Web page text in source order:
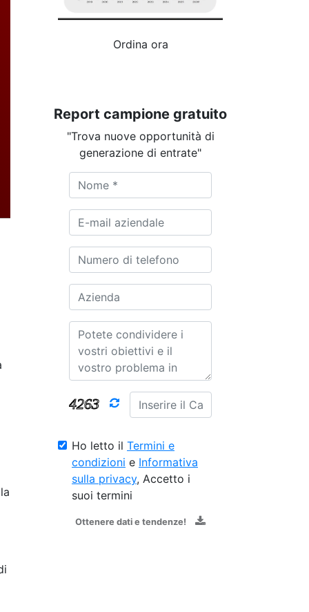
Ordina ora
Report campione gratuito
"Trova nuove opportunità di
generazione di entrate"
Ho letto il Termini e
condizioni e Informativa
sulla privacy, Accetto i
suoi termini
Ottenere dati e tendenze!